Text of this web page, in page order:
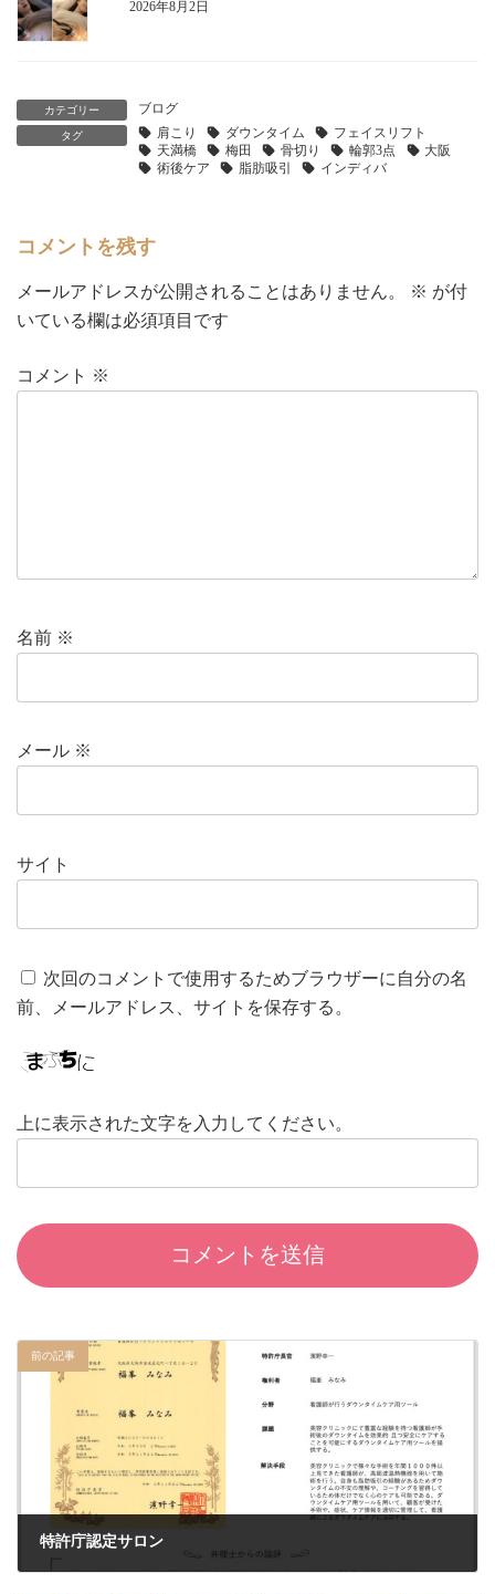
2026年8月2日
カテゴリー ブログ
タグ 肩こり ダウンタイム
フェイスリフト
天満橋
梅田 骨切り 輪郭3点
大阪
術後ケア
脂肪吸引 インディバ
コメントを残す
メールアドレスが公開されることはありません。 ※ が付
いている欄は必須項目です
コメント ※
名前 ※
メール ※
サイト
次回のコメントで使用するためブラウザーに自分の名
前、メールアドレス、サイトを保存する。
上に表示された文字を入力してください。
前の記事
特許庁認定サロン